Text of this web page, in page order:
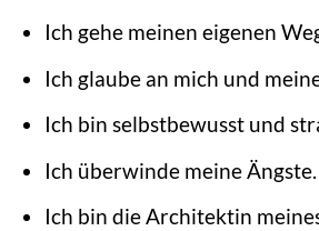
Ich gehe meinen eigenen
Ich glaube an mich und
Ich bin selbstbewusst und
Ich überwinde meine Ängste.
Ich bin die Architektin